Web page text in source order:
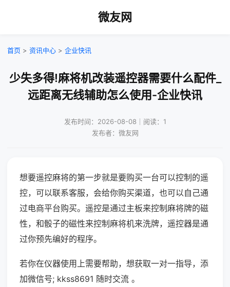
微友网
首页 > 资讯中心 > 企业快讯
少失多得!麻将机改装遥控器需要什么配件_
远距离无线辅助怎么使用-企业快讯
发布时间：2026-08-08｜阅读：1
发布者：微友网
想要遥控麻将的第一步就是要购买一台可以控制的遥
控，可以联系客服，会给你购买渠道，也可以自己通
过电商平台购买。遥控是通过主板来控制麻将牌的磁
性，和骰子的磁性来控制麻将机来洗牌，遥控器是通
过你预先编好的程序。
若你在仪器使用上需要帮助，想获取一对一指导，添
加微信号; kkss8691 随时交流 。